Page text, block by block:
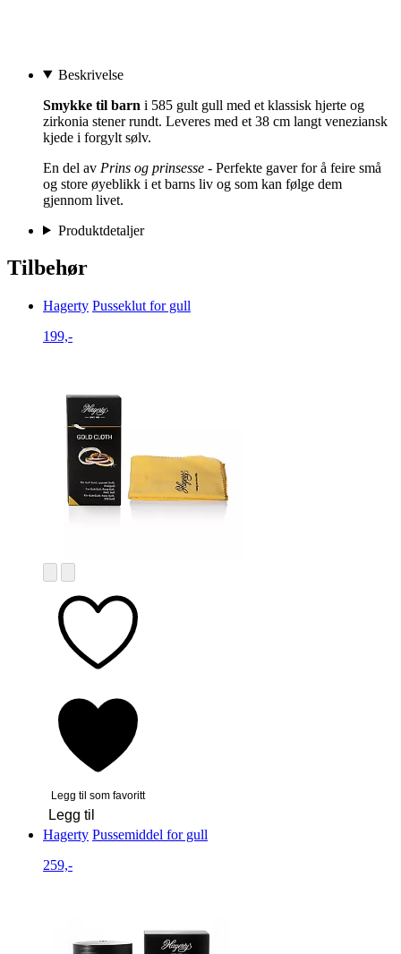
Beskrivelse
Smykke til barn i 585 gult gull med et klassisk hjerte og
zirkonia stener rundt. Leveres med et 38 cm langt veneziansk
kjede i forgylt sølv.
En del av Prins og prinsesse - Perfekte gaver for å feire små
og store øyeblikk i et barns liv og som kan følge dem
gjennom livet.
Produktdetaljer
Tilbehør
Hagerty Pusseklut for gull
199,-
Legg til som favoritt
Legg til
Hagerty Pussemiddel for gull
259,-